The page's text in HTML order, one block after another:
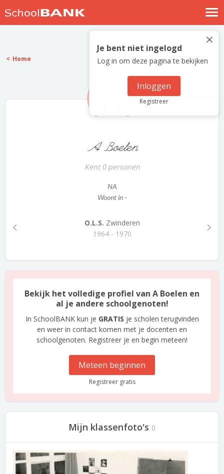
Nostalgische verhalen
Log in
Meld je gratis aan
×
Je bent niet ingelogd
Log in om deze pagina te bekijken
Inloggen
Registreer
Home
A Boelen
Kent 0 personen
NA
Woont in -
O.L.S. Zwinderen
1964 - 1970
Bekijk het volledige profiel van A Boelen en
al je andere schoolgenoten!
In SchoolBANK kun je GRATIS je scholen terugvinden
en weer in contact komen met je docenten en
schoolgenoten. Registreer je en begin meteen!
Meteen beginnen
Registreer gratis
Mijn klassenfoto's 0